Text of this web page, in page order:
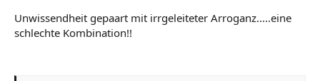
Unwissendheit gepaart mit irrgeleiteter Arroganz.....eine
schlechte Kombination!!